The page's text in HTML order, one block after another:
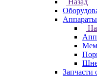
Назад
Запчасти